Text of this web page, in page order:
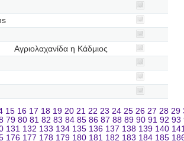
Αγριολαχανίδα η Κάδμιος
15 16 17 18 19 20 21 22 23 24 25 26 27 28 29
79 80 81 82 83 84 85 86 87 88 89 90 91 92 93
131 132 133 134 135 136 137 138 139 140
176 177 178 179 180 181 182 183 184 185